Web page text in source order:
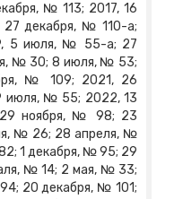
№ 113; 2017, 16
декабря, № 110-а;
5 июля, № 55-а; 27
№ 30; 8 июля, № 53;
№ 109; 2021, 26
июля, № 55; 2022, 13
ноября, № 98; 23
№ 26; 28 апреля, №
1 декабря, № 95; 29
№ 14; 2 мая, № 33;
20 декабря, № 101;